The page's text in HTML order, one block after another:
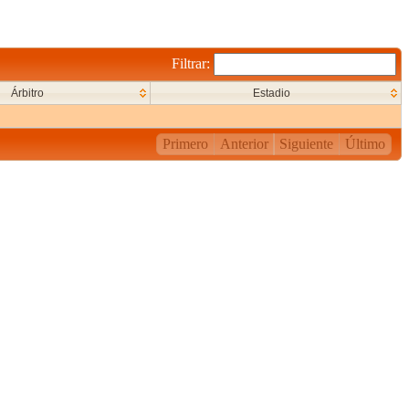
Filtrar:
Árbitro Estadio
Primero Anterior Siguiente Último